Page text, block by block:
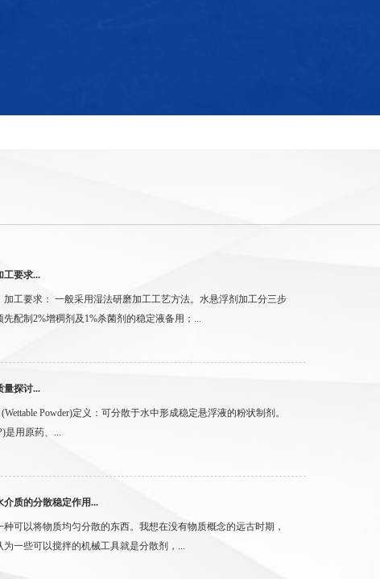
工要求...
加工要求： 一般采用湿法研磨加工工艺方法。水悬浮剂加工分三步
配制2%增稠剂及1%杀菌剂的稳定液备用；...
量探讨...
Powder)定义：可分散于水中形成稳定悬浮液的粉状制剂。
是用原药、...
介质的分散稳定作用...
种可以将物质均匀分散的东西。我想在没有物质概念的远古时期，
为一些可以搅拌的机械工具就是分散剂，...